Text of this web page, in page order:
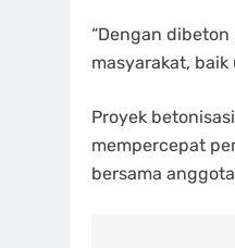
“Dengan
masyarakat,
Proyek
mempercepat
bersama